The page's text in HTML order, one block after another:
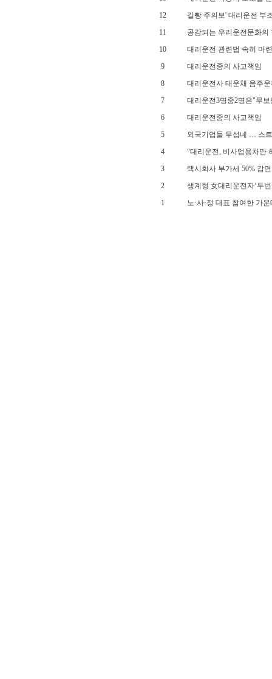
12
길빵 주의보' 대리운전 부
11
공감되는 우리운전문화의
10
대리운전 관련법 속히 마
9
대리운전중의 사고책임
8
대리운전사 태운채 음주운
7
대리운전3명중2명은"무보
6
대리운전중의 사고책임
5
외국기업들 무섭네 … 스
4
“대리운전, 비사업용차만
3
택시회사 부가세 50% 감
2
생계형 女대리운전자‘두
1
노·사·정 대표 참여한 가